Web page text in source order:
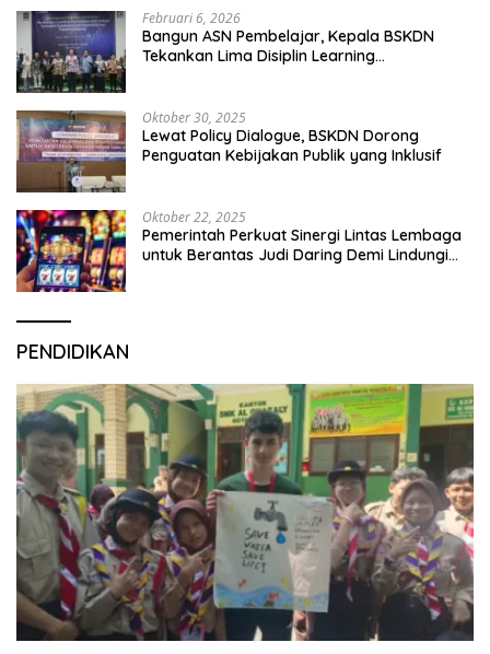
Februari 6, 2026
Bangun ASN Pembelajar, Kepala BSKDN
Tekankan Lima Disiplin Learning
Oktober 30, 2025
Lewat Policy Dialogue, BSKDN Dorong
Penguatan Kebijakan Publik yang Inklusif
Oktober 22, 2025
Pemerintah Perkuat Sinergi Lintas Lembaga
untuk Berantas Judi Daring Demi Lindungi
PENDIDIKAN